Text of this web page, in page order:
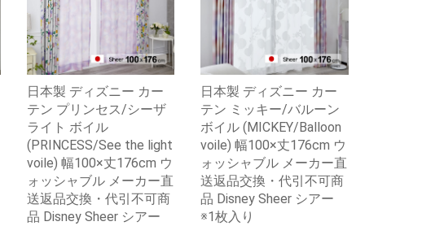
日本製 ディズニー カー
テン プリンセス/シーザ
ライト ボイル
(PRINCESS/See the light
voile) 幅100×丈176cm ウ
ォッシャブル メーカー直
送返品交換・代引不可商
品 Disney Sheer シアー
日本製 ディズニー カー
テン ミッキー/バルーン
ボイル (MICKEY/Balloon
voile) 幅100×丈176cm ウ
ォッシャブル メーカー直
送返品交換・代引不可商
品 Disney Sheer シアー
※1枚入り